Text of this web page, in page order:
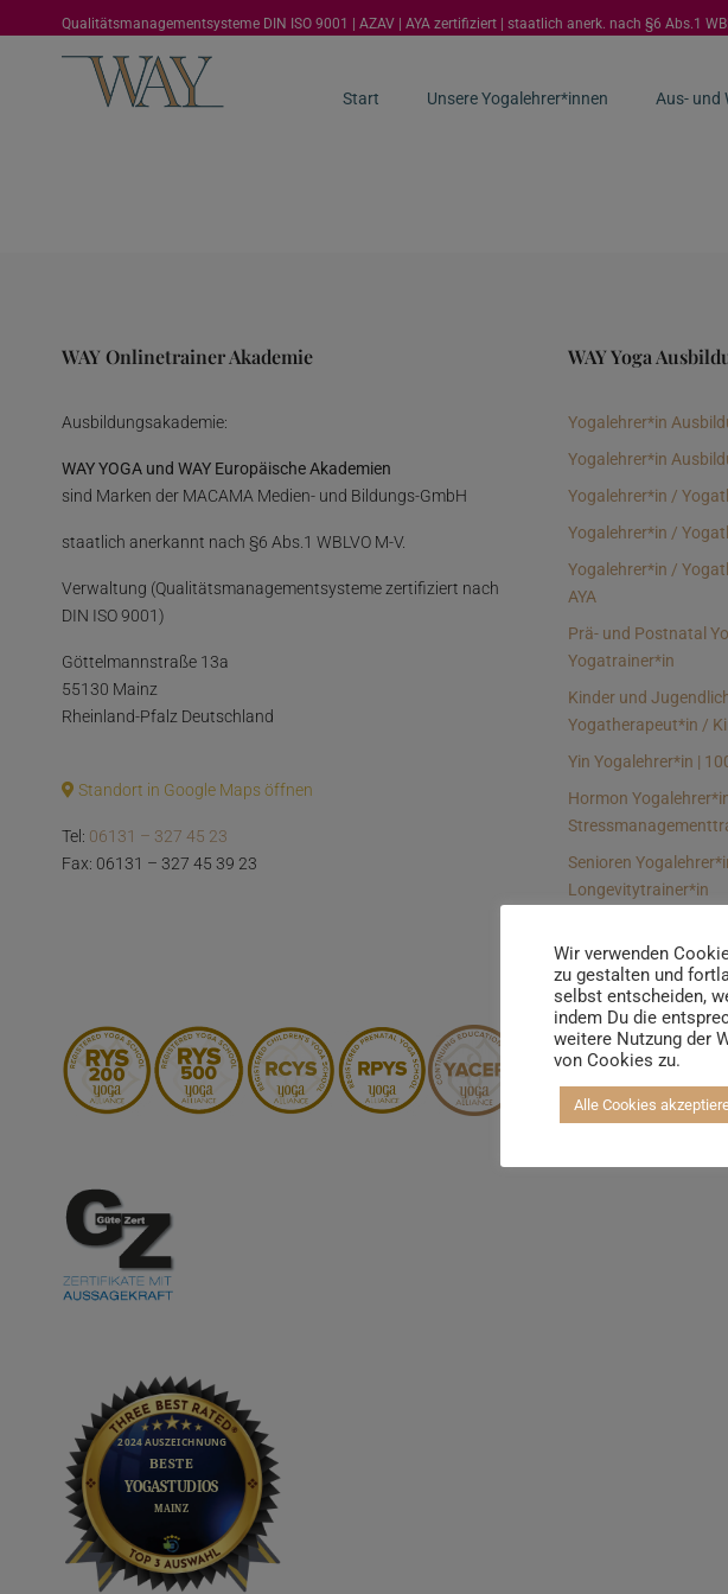
Qualitätsmanagementsysteme DIN ISO 9001 | AZAV | AYA zertifiziert | staatlich anerk. nach §6 Abs.1
Start Unsere Yogalehrer*innen Aus- und
WAY Onlinetrainer Akademie
Ausbildungsakademie:
WAY YOGA und WAY Europäische Akademien
sind Marken der MACAMA Medien- und Bildungs-GmbH
staatlich anerkannt nach §6 Abs.1 WBLVO M-V.
Verwaltung (Qualitätsmanagementsysteme zertifiziert nach
DIN ISO 9001)
Göttelmannstraße 13a
55130 Mainz
Rheinland-Pfalz Deutschland
Standort in Google Maps öffnen
Tel: 06131 – 327 45 23
Fax: 06131 – 327 45 39 23
WAY Yoga
Yogalehrer*in
Yogalehrer*in
Yogalehrer*in /
Yogalehrer*in /
Yogalehrer*in /
AYA
Prä- und Postnatal
Yogatrainer*in
Kinder und
Yogatherapeut*in /
Yin Yogalehrer*in |
Hormon
Senioren
Longevitytrainer*in
Meditationsleiter*in |
Yoga
Yoga
Wir verwenden
zu gestalten und
selbst entscheiden,
indem Du die
weitere Nutzung der
von Cookies zu.
Alle Cookies